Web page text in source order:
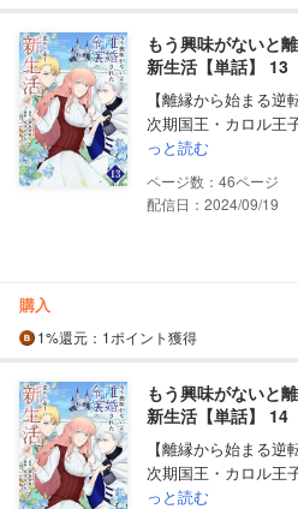
もう興味がないと
新生活【単話】 13
【離縁から始まる逆
次期国王・カロル王
っと読む
46
配信日：2024/09/19
購入
1%還元 ：1ポイント獲得
もう興味がないと
新生活【単話】 14
【離縁から始まる逆
次期国王・カロル王
っと読む